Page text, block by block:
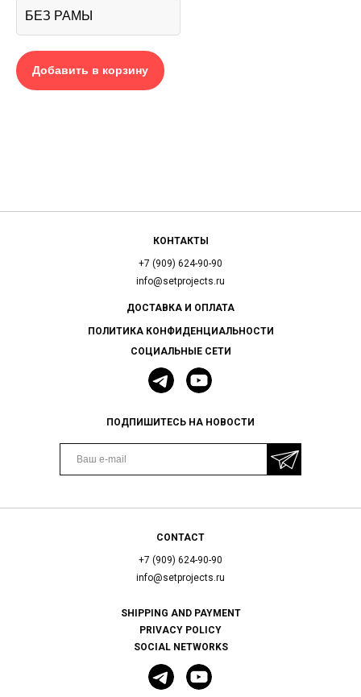
Добавить в корзину
КОНТАКТЫ
+7 (909) 624-90-90
info@setprojects.ru
СОЦИАЛЬНЫЕ СЕТИ
ПОДПИШИТЕСЬ НА НОВОСТИ
ДОСТАВКА И ОПЛАТА
ПОЛИТИКА КОНФИДЕНЦИАЛЬНОСТИ
CONTACT
+7 (909) 624-90-90
info@setprojects.ru
SOCIAL NETWORKS
SHIPPING AND PAYMENT
PRIVACY POLICY